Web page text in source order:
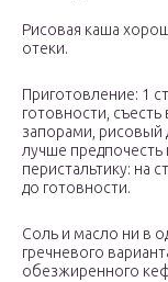
Рисовая каша
отеки.
Приготовление: 1
готовности,
запорами, рисовый
лучше предпочесть
перистальтику: на
до готовности.
Соль и масло ни в
гречневого
обезжиренного